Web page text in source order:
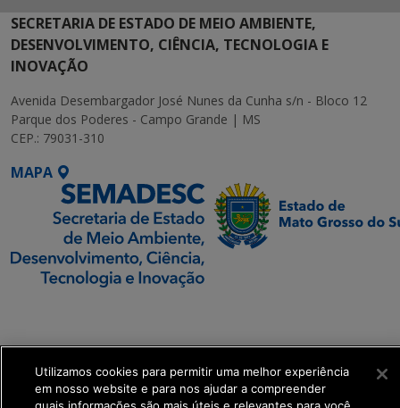
SECRETARIA DE ESTADO DE MEIO AMBIENTE,
DESENVOLVIMENTO, CIÊNCIA, TECNOLOGIA E
INOVAÇÃO
Avenida Desembargador José Nunes da Cunha s/n - Bloco 12
Parque dos Poderes - Campo Grande | MS
CEP.: 79031-310
MAPA
Transformação Digital
get_footer();
Utilizamos cookies para permitir uma melhor experiência
em nosso website e para nos ajudar a compreender